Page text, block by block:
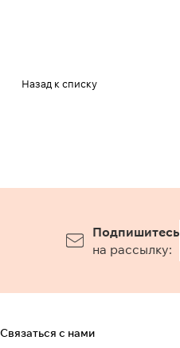
Назад к списку
Подпишитесь
на рассылку:
Связаться с нами